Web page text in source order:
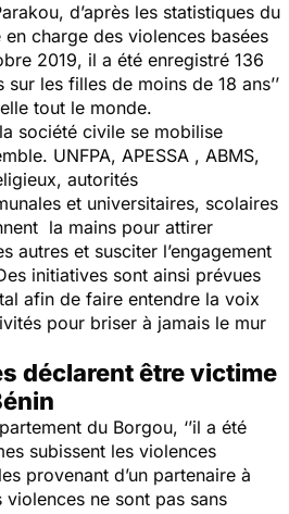
d’après les statistiques du
charge des violences basées
2019, il a été enregistré 136
sur les filles de moins de 18 ans’’
tout le monde.
société civile se mobilise
UNFPA, APESSA , ABMS,
autorités
et universitaires, scolaires
la mains pour attirer
autres et susciter l’engagement
initiatives sont ainsi prévues
afin de faire entendre la voix
pour briser à jamais le mur
déclarent être victime
du Borgou, ‘’il a été
subissent les violences
provenant d’un partenaire à
violences ne sont pas sans